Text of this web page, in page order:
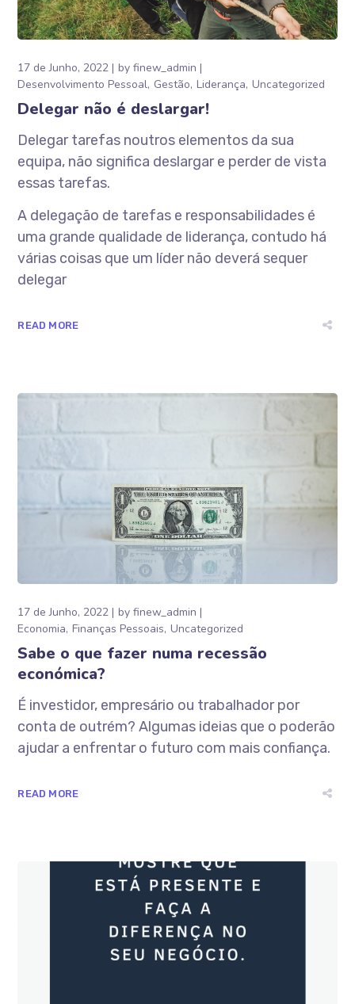
17 de Junho, 2022 byfinew_admin
Desenvolvimento Pessoal Gestão Liderança Uncategorized
Delegar não é deslargar!
Delegar tarefas noutros elementos da sua
equipa, não significa deslargar e perder de vista
essas tarefas.
A delegação de tarefas e responsabilidades é
uma grande qualidade de liderança, contudo há
várias coisas que um líder não deverá sequer
delegar
READ MORE
17 de Junho, 2022 byfinew_admin
Economia Finanças Pessoais Uncategorized
Sabe o que fazer numa recessão
económica?
É investidor, empresário ou trabalhador por
conta de outrém? Algumas ideias que o poderão
ajudar a enfrentar o futuro com mais confiança.
READ MORE